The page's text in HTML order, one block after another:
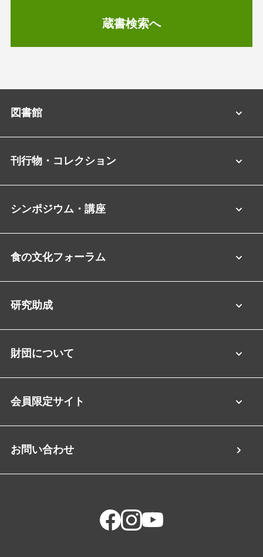
蔵書検索へ
図書館
刊行物・コレクション
シンポジウム・講座
食の文化フォーラム
研究助成
財団について
会員限定サイト
お問い合わせ